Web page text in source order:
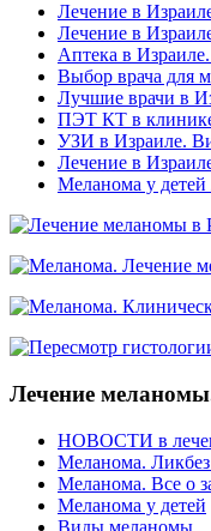
Лечение в
Лечение в
Аптека в
Выбор врача для
Лучшие врачи в
ПЭТ КТ в
УЗИ в Израиле.
Лечение в
Меланома у детей
Лечение
НОВОСТИ в
Меланома. Ликбез
Меланома. Все о
Меланома у детей
Виды меланомы